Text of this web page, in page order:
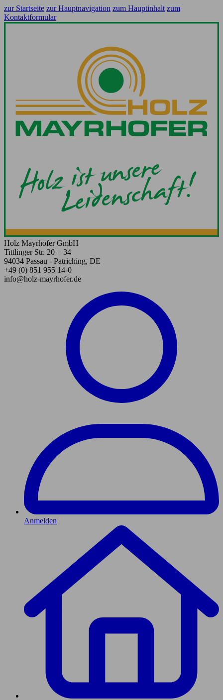
zur Startseite zur Hauptnavigation zum Hauptinhalt zum
Kontaktformular
Holz Mayrhofer GmbH
Tittlinger Str. 20 + 34
94034 Passau - Patriching, DE
+49 (0) 851 955 14-0
info@holz-mayrhofer.de
Anmelden